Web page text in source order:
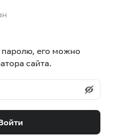
паролю, его можно
сайта.